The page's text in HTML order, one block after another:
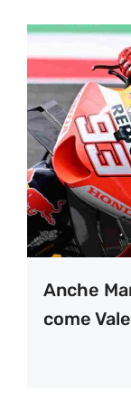
Anche
come